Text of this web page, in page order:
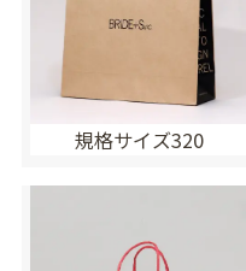
規格サイズ320